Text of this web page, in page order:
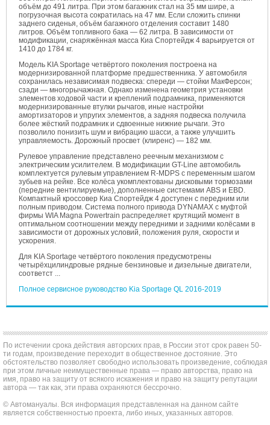
объём до 491 литра. При этом багажник стал на 35 мм шире, а
погрузочная высота сократилась на 47 мм. Если сложить спинки
заднего сиденья, объём багажного отделения составит 1480
литров. Объём топливного бака — 62 литра. В зависимости от
модификации, снаряжённая масса Киа Спортейдж 4 варьируется от
1410 до 1784 кг.
Модель KIA Sportage четвёртого поколения построена на
модернизированной платформе предшественника. У автомобиля
сохранилась независимая подвеска: спереди — стойки МакФерсон;
сзади — многорычажная. Однако изменена геометрия установки
элементов ходовой части и креплений подрамника, применяются
модернизированные втулки рычагов, иные настройки
амортизаторов и упругих элементов, а задняя подвеска получила
более жёсткий подрамник и сдвоенные нижние рычаги. Это
позволило понизить шум и вибрацию шасси, а также улучшить
управляемость. Дорожный просвет (клиренс) — 182 мм.
Рулевое управление представлено реечным механизмом с
электрическим усилителем. В модификации GT-Line автомобиль
комплектуется рулевым управлением R-MDPS с переменным шагом
зубьев на рейке. Все колёса укомплектованы дисковыми тормозами
(передние вентилируемые), дополненные системами ABS и EBD.
Компактный кроссовер Киа Спортейдж 4 доступен с передним или
полным приводом. Система полного привода DYNAMAX с муфтой
фирмы WIA Magna Powertrain распределяет крутящий момент в
оптимальном соотношении между передними и задними колёсами в
зависимости от дорожных условий, положения руля, скорости и
ускорения.
Для KIA Sportage четвёртого поколения предусмотрены
четырёхцилиндровые рядные бензиновые и дизельные двигатели,
соответст ...
Полное сервисное руководство Kia Sportage QL 2016-2019
По истечении срока действия авторских прав, в России этот срок равен 50-
ти годам, произведение переходит в общественное достояние. Это
обстоятельство позволяет свободно использовать произведение, соблюдая
при этом личные неимущественные права — право авторства, право на
имя, право на защиту от всякого искажения и право на защиту репутации
автора — так как, эти права охраняются бессрочно.
© Автомануалы. Вся информация представленная на данном сайте
является собственностью проекта, либо иных, указанных авторов.